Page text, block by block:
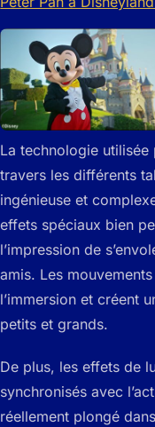
La technologie
travers les différents
ingénieuse et
effets spéciaux bien
l’impression de
amis. Les
l’immersion et créent
petits et grands.
De plus, les effets de
synchronisés avec
réellement plongé